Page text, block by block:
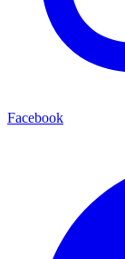
Facebook